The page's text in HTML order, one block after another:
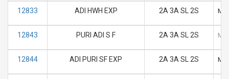
12833 ADI HWH EXP 2A 3A SL 2S M
12843 PURI ADI S F 2A 3A SL 2S M
12844 ADI PURI SF EXP 2A 3A SL 2S M